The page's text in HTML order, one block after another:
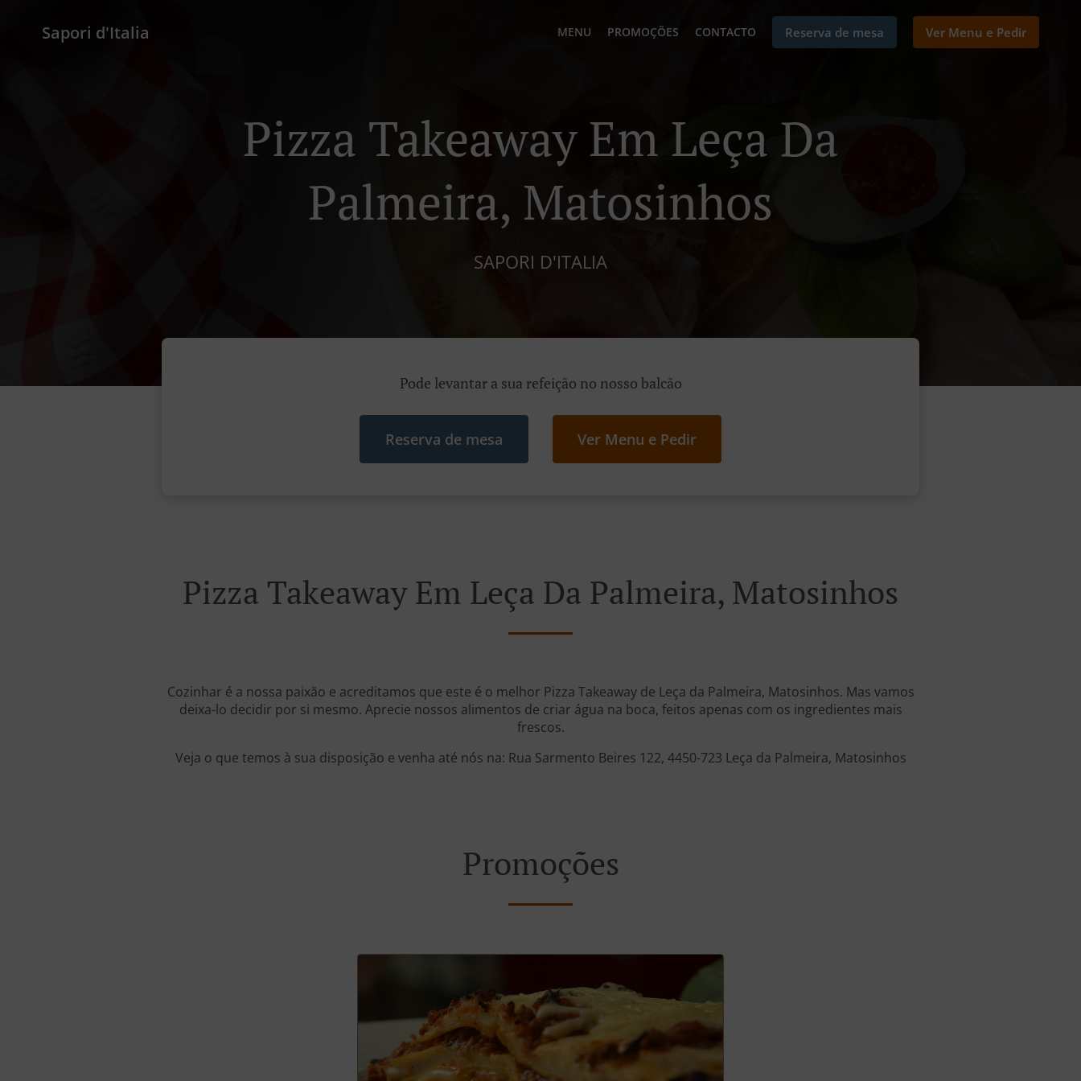
Sapori d'Italia MENU PROMOÇÕES CONTACTO Reserva de mesa Ver Menu e Pedir
Pizza Takeaway Em Leça Da
Palmeira, Matosinhos
SAPORI D'ITALIA
Pode levantar a sua refeição no nosso balcão
Reserva de mesa Ver Menu e Pedir
Pizza Takeaway Em Leça Da Palmeira, Matosinhos
Cozinhar é a nossa paixão e acreditamos que este é o melhor Pizza Takeaway de Leça da Palmeira, Matosinhos. Mas vamos
deixa-lo decidir por si mesmo. Aprecie nossos alimentos de criar água na boca, feitos apenas com os ingredientes mais
frescos.
Veja o que temos à sua disposição e venha até nós na: Rua Sarmento Beires 122, 4450-723 Leça da Palmeira, Matosinhos
Promoções